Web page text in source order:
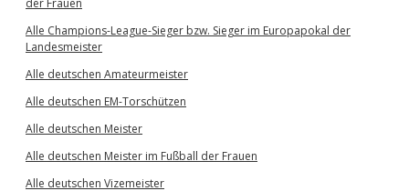
der Frauen
Alle Champions-League-Sieger bzw. Sieger im Europapokal der
Landesmeister
Alle deutschen Amateurmeister
Alle deutschen EM-Torschützen
Alle deutschen Meister
Alle deutschen Meister im Fußball der Frauen
Alle deutschen Vizemeister